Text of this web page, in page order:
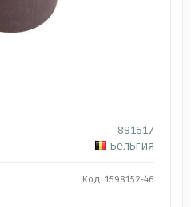
891617
Бельгия
Код: 1598152-46